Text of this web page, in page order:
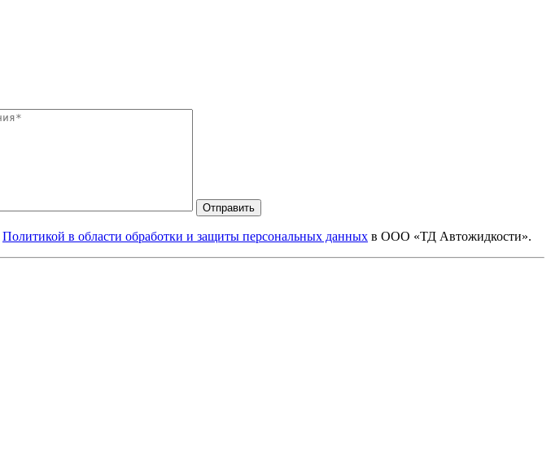
Отправить
Политикой в области обработки и защиты персональных данных в ООО «ТД Автожидкости».